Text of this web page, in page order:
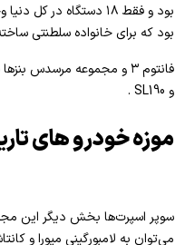
بود و فقط ۱۸ دستگاه
بود که برای خانواده سلطنتی
و SL190 .
موزه خودرو های
سوپر اسپرت‌ها بخش دیگر این